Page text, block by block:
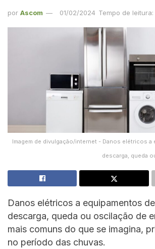
por Ascom 01/02/2024 Tempo de
Imagem de divulgação/internet - Danos elétricos a
descarga, queda
Danos elétricos a equipamentos
descarga, queda ou oscilação de
mais comuns do que se imagina,
no período das chuvas.